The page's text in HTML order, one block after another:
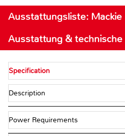
Ausstattungsliste: Mackie
Ausstattung & technische
Specification
Description
Power Requirements